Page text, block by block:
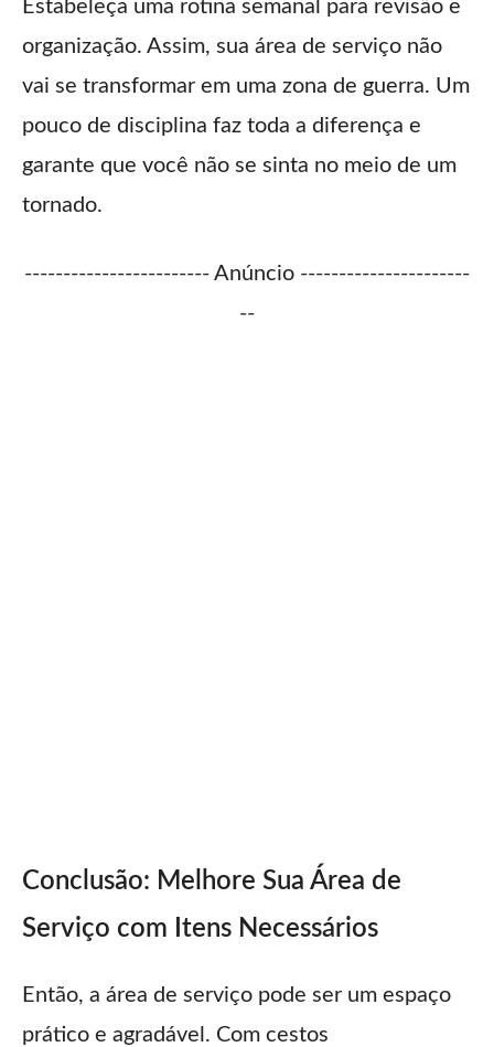
Estabeleça uma rotina semanal para revisão e
organização. Assim, sua área de serviço não
vai se transformar em uma zona de guerra. Um
pouco de disciplina faz toda a diferença e
garante que você não se sinta no meio de um
tornado.
------------------------ Anúncio ----------------------
--
Conclusão: Melhore Sua Área de
Serviço com Itens Necessários
Então, a área de serviço pode ser um espaço
prático e agradável. Com cestos